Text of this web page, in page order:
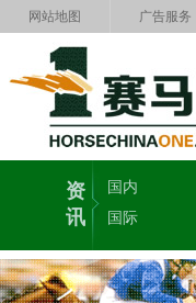
网站地图 广告服务
资
讯
国内
国际